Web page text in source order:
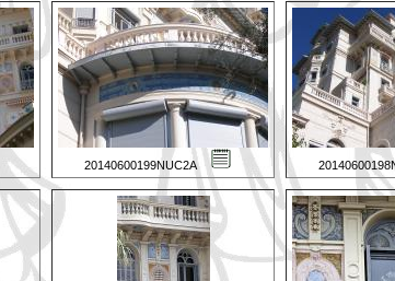
20140600199NUC2A